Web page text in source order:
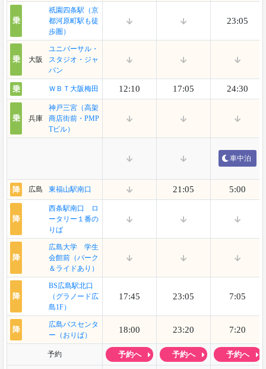
乗
祇園四条駅（京
都河原町駅も徒
歩圏）
23:05
乗 大阪
ユニバーサル・
スタジオ・ジャ
パン
乗 ＷＢＴ大阪梅田 12:10 17:05 24:30
乗 兵庫
神戸三宮（高架
商店街前・PMP
Tビル）
車中泊
降 広島 東福山駅南口 21:05 5:00
降
西条駅南口 ロ
ータリー１番の
りば
降
広島大学 学生
会館前（パーク
＆ライドあり）
降
BS広島駅北口
（グラノード広
島1F）
17:45 23:05 7:05
降
広島バスセンタ
ー（おりば）
18:00 23:20 7:20
予約 予約へ 予約へ 予約へ